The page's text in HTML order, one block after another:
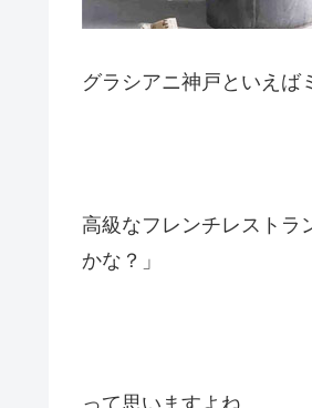
グラシアニ神戸といえば
高級なフレンチレストラ
かな？」
って思いますよね。